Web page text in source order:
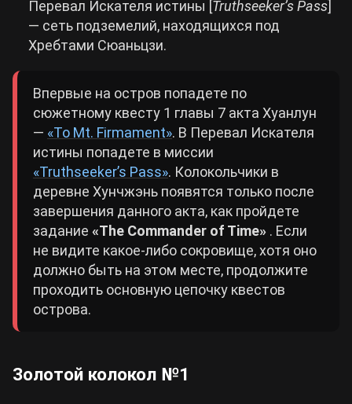
Перевал Искателя истины [Truthseeker’sPass]
— сеть подземелий, находящихся под
Хребтами Сюаньцзи.
Впервые на остров попадете по
сюжетному квесту 1 главы 7 акта Хуанлун
— «To Mt. Firmament». В Перевал Искателя
истины попадете в миссии
«Truthseeker’s Pass». Колокольчики в
деревне Хунчжэнь появятся только после
завершения данного акта, как пройдете
задание «The Commander of Time» . Если
не видите какое-либо сокровище, хотя оно
должно быть на этом месте, продолжите
проходить основную цепочку квестов
острова.
Золотой колокол №1